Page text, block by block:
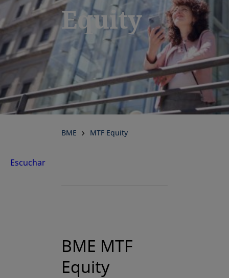
Equity
BME MTF Equity
Escuchar
BME MTF
Equity